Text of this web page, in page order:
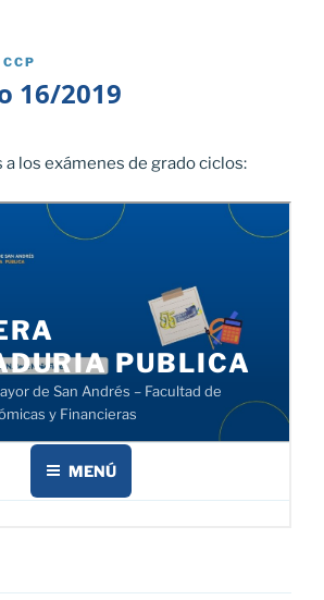
CCP
16/2019
los exámenes de grado ciclos: